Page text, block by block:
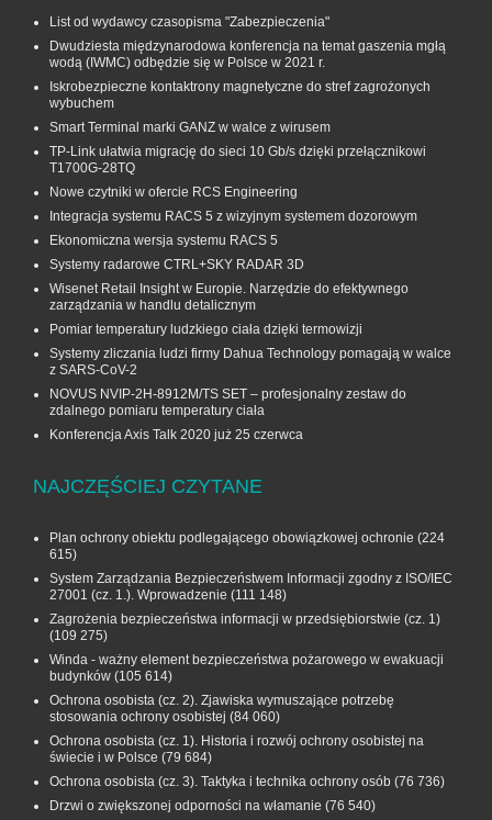
List od wydawcy czasopisma "Zabezpieczenia"
Dwudziesta międzynarodowa konferencja na temat gaszenia mgłą
wodą (IWMC) odbędzie się w Polsce w 2021 r.
Iskrobezpieczne kontaktrony magnetyczne do stref zagrożonych
wybuchem
Smart Terminal marki GANZ w walce z wirusem
TP-Link ułatwia migrację do sieci 10 Gb/s dzięki przełącznikowi
T1700G‑28TQ
Nowe czytniki w ofercie RCS Engineering
Integracja systemu RACS 5 z wizyjnym systemem dozorowym
Ekonomiczna wersja systemu RACS 5
Systemy radarowe CTRL+SKY RADAR 3D
Wisenet Retail Insight w Europie. Narzędzie do efektywnego
zarządzania w handlu detalicznym
Pomiar temperatury ludzkiego ciała dzięki termowizji
Systemy zliczania ludzi firmy Dahua Technology pomagają w walce
z SARS-CoV-2
NOVUS NVIP-2H-8912M/TS SET – profesjonalny zestaw do
zdalnego pomiaru temperatury ciała
Konferencja Axis Talk 2020 już 25 czerwca
NAJCZĘŚCIEJ CZYTANE
Plan ochrony obiektu podlegającego obowiązkowej ochronie (224
615)
System Zarządzania Bezpieczeństwem Informacji zgodny z ISO/IEC
27001 (cz. 1.). Wprowadzenie (111 148)
Zagrożenia bezpieczeństwa informacji w przedsiębiorstwie (cz. 1)
(109 275)
Winda - ważny element bezpieczeństwa pożarowego w ewakuacji
budynków (105 614)
Ochrona osobista (cz. 2). Zjawiska wymuszające potrzebę
stosowania ochrony osobistej (84 060)
Ochrona osobista (cz. 1). Historia i rozwój ochrony osobistej na
świecie i w Polsce (79 684)
Ochrona osobista (cz. 3). Taktyka i technika ochrony osób (76 736)
Drzwi o zwiększonej odporności na włamanie (76 540)